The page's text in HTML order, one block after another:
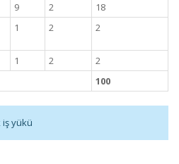
9 2
18
1 2 2
1 2
2
100
iş yükü